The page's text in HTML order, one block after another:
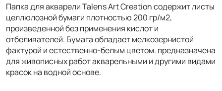
Папка для акварели Talens Art Creation содержит листы
целлюлозной бумаги плотностью 200 гр/м2,
произведенной без применения кислот и
отбеливателей. Бумага обладает мелкозернистой
фактурой и естественно-белым цветом. предназначена
для живописных работ акварельными и другими видами
красок на водной основе.